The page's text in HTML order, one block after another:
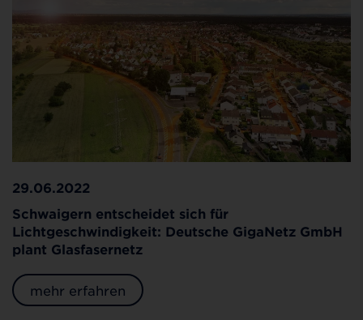
29.06.2022
Schwaigern entscheidet sich für
Lichtgeschwindigkeit: Deutsche GigaNetz GmbH
plant Glasfasernetz
mehr erfahren